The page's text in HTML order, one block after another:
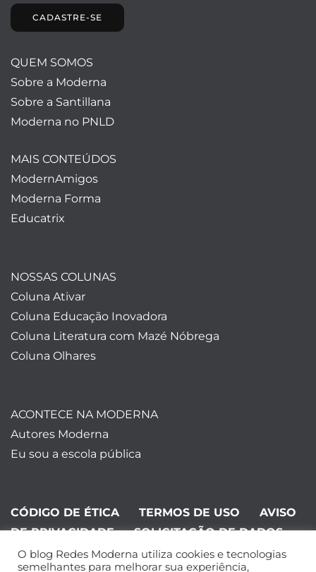
CADASTRE-SE
QUEM SOMOS
Sobre a Moderna
Sobre a Santillana
Moderna no PNLD
MAIS CONTEÚDOS
ModernAmigos
Moderna Forma
Educatrix
NOSSAS COLUNAS
Coluna Ativar
Coluna Educação Inovadora
Coluna Literatura com Mazé Nóbrega
Coluna Olhares
ACONTECE NA MODERNA
Autores Moderna
Eu sou a escola pública
CÓDIGO DE ÉTICA TERMOS DE USO
AVISO
DE PRIVACIDADE
SOLICITAÇÃO DE DADOS
©Editora Moderna 2024. Todos os
O blog Redes Moderna utiliza cookies e tecnologias
semelhantes para melhorar sua experiência,